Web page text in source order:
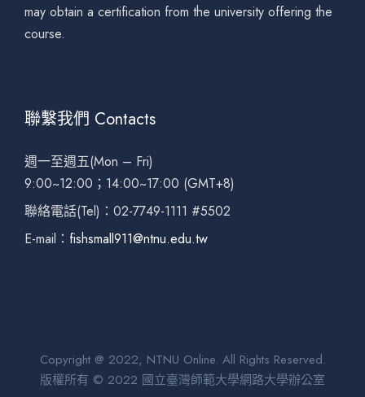
may obtain a certification from the university offering the
course.
聯繫我們 Contacts
週一至週五(Mon – Fri)
9:00~12:00；14:00~17:00 (GMT+8)
聯絡電話(Tel)：02-7749-1111 #5502
E-mail： fishsmall911@ntnu.edu.tw
Copyright @ 2022, NTNU Online. All Rights Reserved.
版權所有 © 2022 國立臺灣師範大學網路大學辦公室